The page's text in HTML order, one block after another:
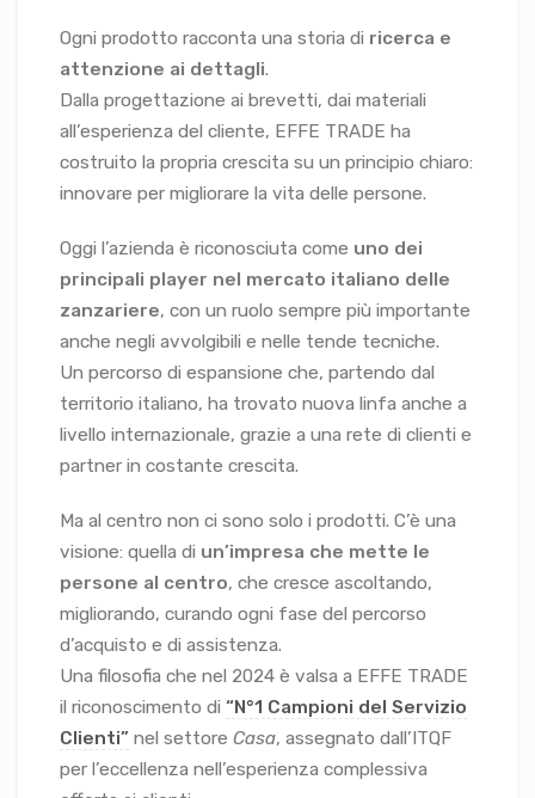
Ogni prodotto racconta una storia di ricerca e
attenzione ai dettagli.
Dalla progettazione ai brevetti, dai materiali
all’esperienza del cliente, EFFE TRADE ha
costruito la propria crescita su un principio chiaro:
innovare per migliorare la vita delle persone.
Oggi l’azienda è riconosciuta come uno dei
principali player nel mercato italiano delle
zanzariere, con un ruolo sempre più importante
anche negli avvolgibili e nelle tende tecniche.
Un percorso di espansione che, partendo dal
territorio italiano, ha trovato nuova linfa anche a
livello internazionale, grazie a una rete di clienti e
partner in costante crescita.
Ma al centro non ci sono solo i prodotti. C’è una
visione: quella di un’impresa che mette le
persone al centro, che cresce ascoltando,
migliorando, curando ogni fase del percorso
d’acquisto e di assistenza.
Una filosofia che nel 2024 è valsa a EFFE TRADE
il riconoscimento di “N°1 Campioni del Servizio
Clienti” nel settore Casa, assegnato dall’ITQF
per l’eccellenza nell’esperienza complessiva